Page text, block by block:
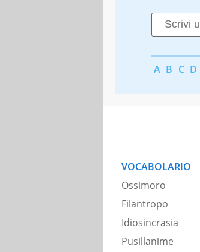
A B C D
VOCABOLARIO
Ossimoro
Filantropo
Idiosincrasia
Pusillanime